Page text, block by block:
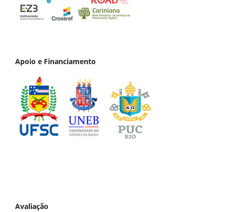
Apoio e Financiamento
Avaliação